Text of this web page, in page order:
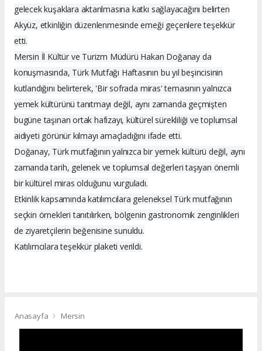
gelecek kuşaklara aktarılmasına katkı sağlayacağını belirten
Akyüz, etkinliğin düzenlenmesinde emeği geçenlere teşekkür
etti.
Mersin İl Kültür ve Turizm Müdürü Hakan Doğanay da
konuşmasında, Türk Mutfağı Haftasının bu yıl beşincisinin
kutlandığını belirterek, 'Bir sofrada miras' temasının yalnızca
yemek kültürünü tanıtmayı değil, aynı zamanda geçmişten
bugüne taşınan ortak hafızayı, kültürel sürekliliği ve toplumsal
aidiyeti görünür kılmayı amaçladığını ifade etti.
Doğanay, Türk mutfağının yalnızca bir yemek kültürü değil, aynı
zamanda tarih, gelenek ve toplumsal değerleri taşıyan önemli
bir kültürel miras olduğunu vurguladı.
Etkinlik kapsamında katılımcılara geleneksel Türk mutfağının
seçkin örnekleri tanıtılırken, bölgenin gastronomik zenginlikleri
de ziyaretçilerin beğenisine sunuldu.
Katılımcılara teşekkür plaketi verildi.
Anasayfa Mersin